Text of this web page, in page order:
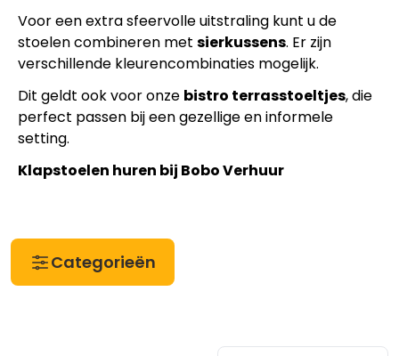
Voor een extra sfeervolle uitstraling kunt u de
stoelen combineren met sierkussens. Er zijn
verschillende kleurencombinaties mogelijk.
Dit geldt ook voor onze bistro terrasstoeltjes, die
perfect passen bij een gezellige en informele
setting.
Klapstoelen huren bij Bobo Verhuur
Categorieën